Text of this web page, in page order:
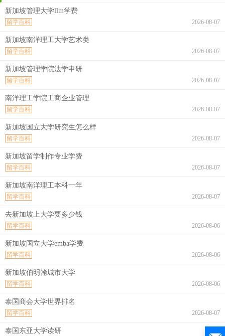
新加坡管理大学llm学费
2026-08-07
留学百科
新加坡南洋理工大学艺术类
2026-08-07
留学百科
新加坡管理学院法学申研
2026-08-07
留学百科
南洋理工学院工商企业管理
2026-08-07
留学百科
新加坡国立大学研究生怎么样
2026-08-07
留学百科
新加坡留学制作专业学费
2026-08-07
留学百科
新加坡南洋理工本科一年
2026-08-07
留学百科
去新加坡上大学要多少钱
2026-08-06
留学百科
新加坡国立大学emba学费
2026-08-06
留学百科
新加坡伯明翰城市大学
2026-08-06
留学百科
泰国商会大学世界排名
2026-08-07
留学百科
泰国东亚大学读研